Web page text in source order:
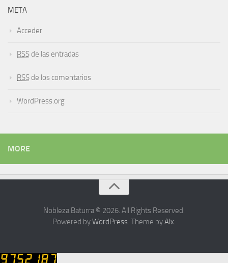
META
Acceder
RSS de las entradas
RSS de los comentarios
WordPress.org
MORE
Nobleza Baturra © 2026. All Rights Reserved.
Powered byWordPress . Theme byAlx